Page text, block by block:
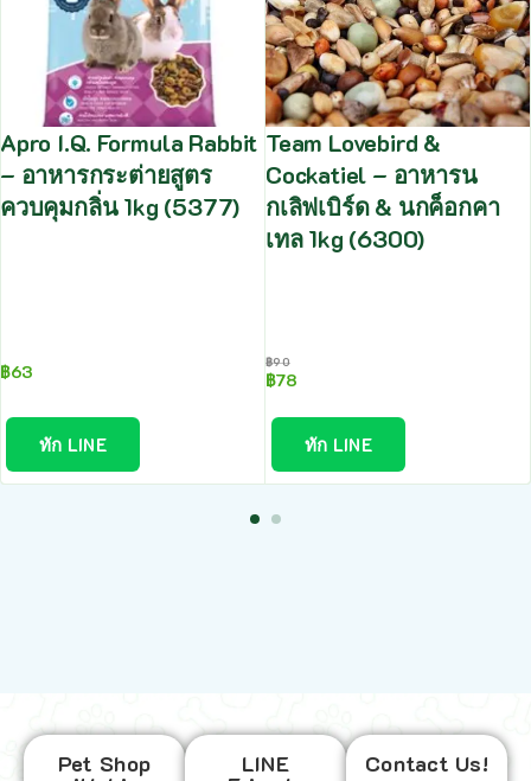
Apro I.Q. Formula Rabbit
– อาหารกระต่ายสูตร
ควบคุมกลิ่น 1kg (5377)
฿63
ทัก LINE
Team Lovebird &
Cockatiel – อาหารน
กเลิฟเบิร์ด & นกค็อกคา
เทล 1kg (6300)
฿90
฿78
ทัก LINE
Pet Shop LINE
Contact Us!